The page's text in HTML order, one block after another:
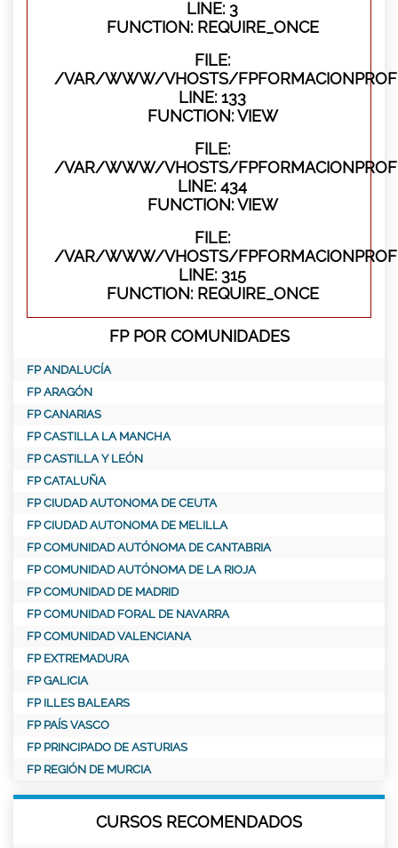
LINE: 3
FUNCTION: REQUIRE_ONCE
FILE:
/VAR/WWW/VHOSTS/
LINE: 133
FUNCTION: VIEW
FILE:
/VAR/WWW/VHOSTS/
LINE: 434
FUNCTION: VIEW
FILE:
/VAR/WWW/VHOSTS/
LINE: 315
FUNCTION: REQUIRE_ONCE
FP POR COMUNIDADES
FP ANDALUCÍA
FP ARAGÓN
FP CANARIAS
FP CASTILLA LA MANCHA
FP CASTILLA Y LEÓN
FP CATALUÑA
FP CIUDAD AUTONOMA DE CEUTA
FP CIUDAD AUTONOMA DE MELILLA
FP COMUNIDAD AUTÓNOMA DE CANTABRIA
FP COMUNIDAD AUTÓNOMA DE LA RIOJA
FP COMUNIDAD DE MADRID
FP COMUNIDAD FORAL DE NAVARRA
FP COMUNIDAD VALENCIANA
FP EXTREMADURA
FP GALICIA
FP ILLES BALEARS
FP PAÍS VASCO
FP PRINCIPADO DE ASTURIAS
FP REGIÓN DE MURCIA
CURSOS RECOMENDADOS